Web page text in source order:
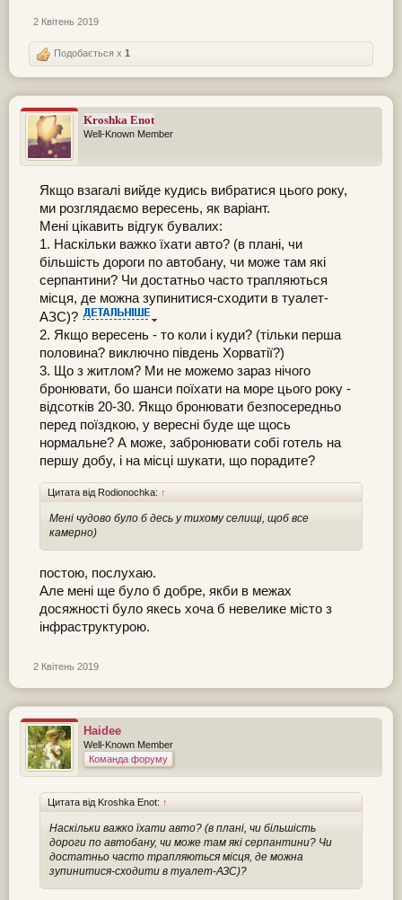
2 Квітень 2019
Подобається x 1
Kroshka Enot
Well-Known Member
Якщо взагалі вийде кудись вибратися цього року,
ми розглядаємо вересень, як варіант.
Мені цікавить відгук бувалих:
1. Наскільки важко їхати авто? (в плані, чи
більшість дороги по автобану, чи може там які
серпантини? Чи достатньо часто трапляються
місця, де можна зупинитися-сходити в туалет-
АЗС)?
2. Якщо вересень - то коли і куди? (тільки перша
половина? виключно південь Хорватії?)
3. Що з житлом? Ми не можемо зараз нічого
бронювати, бо шанси поїхати на море цього року -
відсотків 20-30. Якщо бронювати безпосередньо
перед поїздкою, у вересні буде ще щось
нормальне? А може, забронювати собі готель на
першу добу, і на місці шукати, що порадите?
Цитата від Rodionochka: ↑
Мені чудово було б десь у тихому селищі, щоб все
камерно)
постою, послухаю.
Але мені ще було б добре, якби в межах
досяжності було якесь хоча б невелике місто з
інфраструктурою.
2 Квітень 2019
Haidee
Well-Known Member
Команда форуму
Цитата від Kroshka Enot: ↑
Наскільки важко їхати авто? (в плані, чи більшість
дороги по автобану, чи може там які серпантини? Чи
достатньо часто трапляються місця, де можна
зупинитися-сходити в туалет-АЗС)?